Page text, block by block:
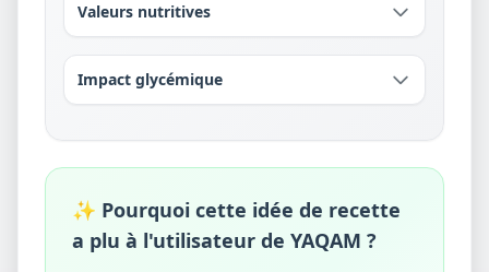
Valeurs nutritives
Impact glycémique
✨ Pourquoi cette idée de recette
a plu à l'utilisateur de YAQAM ?